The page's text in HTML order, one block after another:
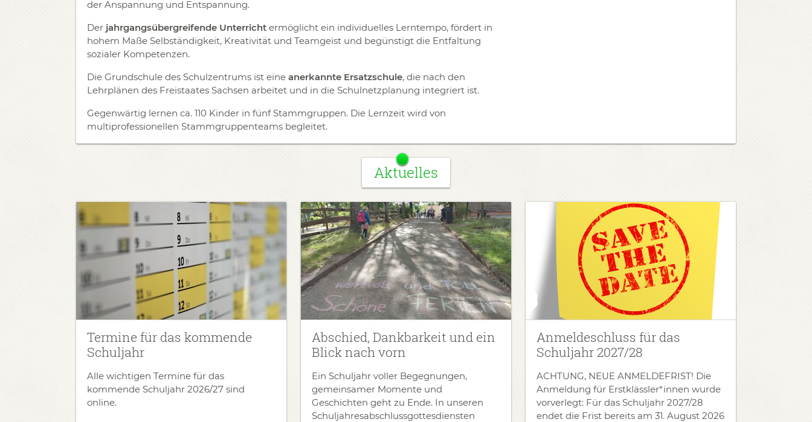
der Anspannung und Entspannung.
Der jahrgangsübergreifende Unterricht ermöglicht ein individuelles Lerntempo, fördert in
hohem Maße Selbständigkeit, Kreativität und Teamgeist und begünstigt die Entfaltung
sozialer Kompetenzen.
Die Grundschule des Schulzentrums ist eine anerkannte Ersatzschule, die nach den
Lehrplänen des Freistaates Sachsen arbeitet und in die Schulnetzplanung integriert ist.
Gegenwärtig lernen ca. 110 Kinder in fünf Stammgruppen. Die Lernzeit wird von
multiprofessionellen Stammgruppenteams begleitet.
Aktuelles
Termine für das kommende
Schuljahr
Alle wichtigen Termine für das
kommende Schuljahr 2026/27 sind
online.
Abschied, Dankbarkeit und ein
Blick nach vorn
Ein Schuljahr voller Begegnungen,
gemeinsamer Momente und
Geschichten geht zu Ende. In unseren
Schuljahresabschlussgottesdiensten
Anmeldeschluss für das
Schuljahr 2027/28
ACHTUNG, NEUE ANMELDEFRIST! Die
Anmeldung für Erstklässler*innen wurde
vorverlegt: Für das Schuljahr 2027/28
endet die Frist bereits am 31. August 2026